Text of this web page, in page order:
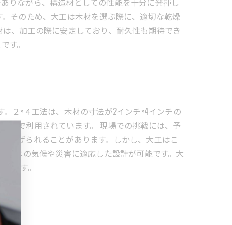
りながら、構造材としての性能を十分に発揮し
そのため、大工は木材を選ぶ際に、適切な乾燥
、加工の際に安定しており、耐久性も期待でき
す。
２×４工法は、木材の寸法が2インチ×4インチの
トで利用されています。 現場での挑戦には、予
妨げられることがあります。しかし、大工はこ
日本の気候や災害に適応した設計が可能です。大
です。